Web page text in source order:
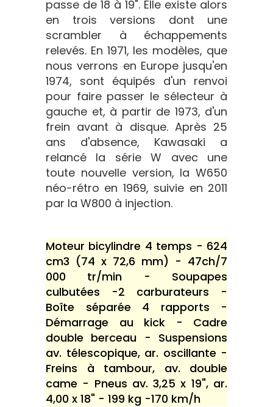
passe de 18 à 19". Elle existe alors
en trois versions dont une
scrambler à échappements
relevés. En 1971, les modèles, que
nous verrons en Europe jusqu'en
1974, sont équipés d'un renvoi
pour faire passer le sélecteur à
gauche et, à partir de 1973, d'un
frein avant à disque. Après 25
ans d'absence, Kawasaki a
relancé la série W avec une
toute nouvelle version, la W650
néo-rétro en 1969, suivie en 2011
par la W800 à injection.
Moteur bicylindre 4 temps - 624
cm3 (74 x 72,6 mm) - 47ch/7
000 tr/min - Soupapes
culbutées -2 carburateurs -
Boîte séparée 4 rapports -
Démarrage au kick - Cadre
double berceau - Suspensions
av. télescopique, ar. oscillante -
Freins à tambour, av. double
came - Pneus av. 3,25 x 19", ar.
4,00 x 18" - 199 kg -170 km/h